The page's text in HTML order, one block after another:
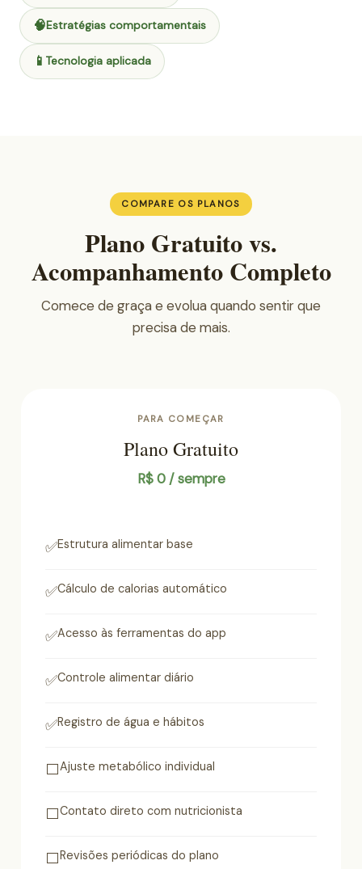
🧠Estratégias comportamentais
📱 Tecnologia aplicada
COMPARE OS PLANOS
Plano Gratuito vs.
Acompanhamento Completo
Comece de graça e evolua quando sentir que
precisa de mais.
PARA COMEÇAR
Plano Gratuito
R$ 0 / sempre
✅Estrutura alimentar base
✅Cálculo de calorias automático
✅Acesso às ferramentas do app
✅Controle alimentar diário
✅Registro de água e hábitos
⬜Ajuste metabólico individual
⬜Contato direto com nutricionista
⬜Revisões periódicas do plano